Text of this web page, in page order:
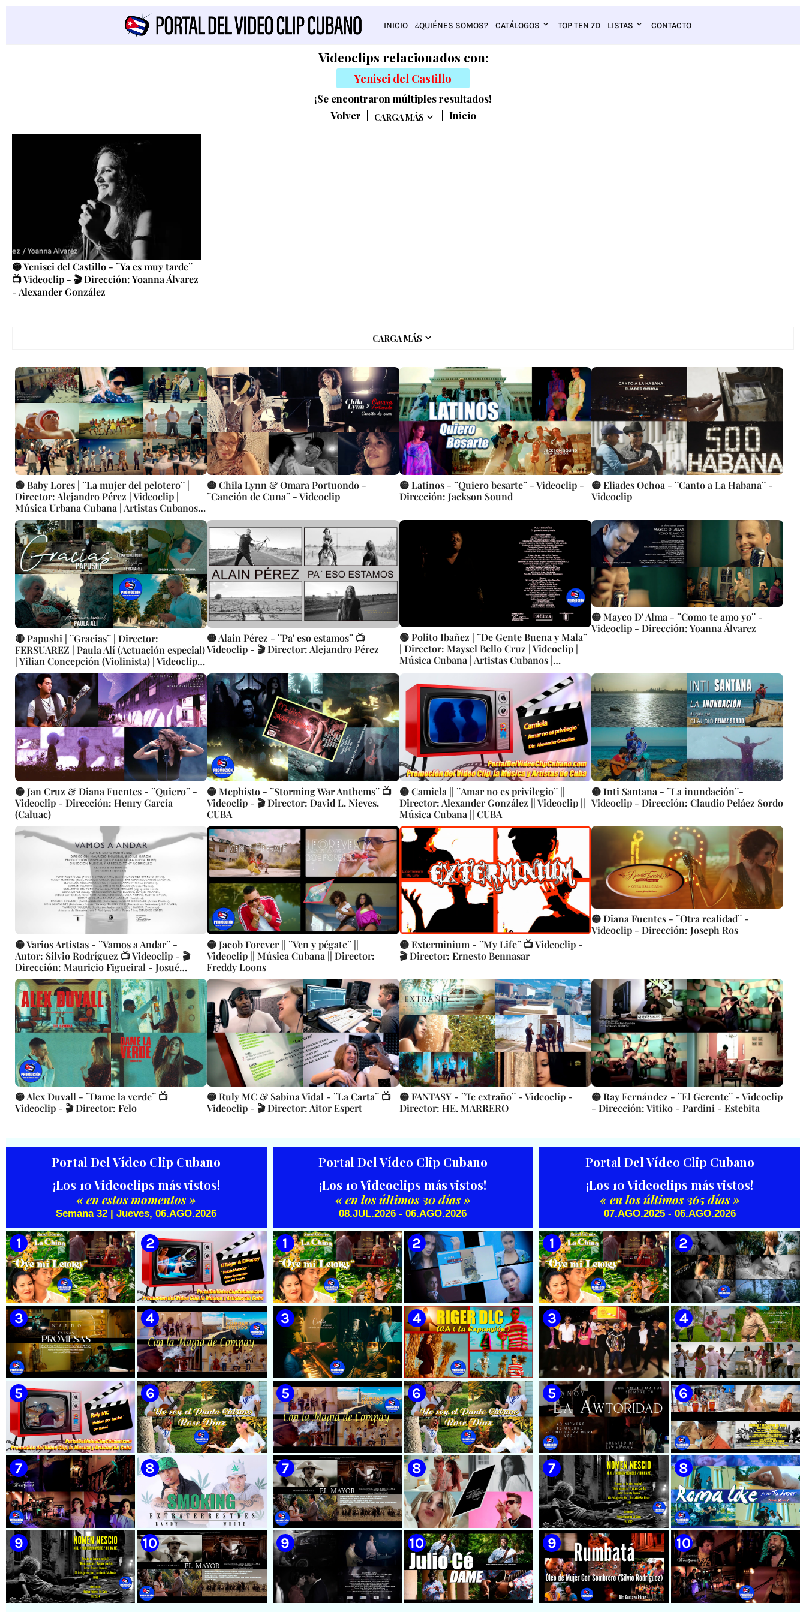
INICIO ¿QUIÉNES SOMOS? CATÁLOGOS TOP TEN 7D LISTAS CONTACTO
Videoclips relacionados con:
Yenisei del Castillo
¡Se encontraron múltiples resultados!
Volver
CARGA MÁS Inicio
🟡 Yenisei del Castillo - ¨Ya es muy tarde¨
📺 Videoclip - 🎬 Dirección: Yoanna Álvarez
- Alexander González
CARGA MÁS
🟢 Baby Lores | ¨La mujer del pelotero¨ |
Director: Alejandro Pérez | Videoclip |
Música Urbana Cubana | Artistas Cubanos |
Canción | CUBA
🟡 Chila Lynn & Omara Portuondo -
¨Canción de Cuna¨ - Videoclip
🟡 Latinos - ¨Quiero besarte¨ - Videoclip -
Dirección: Jackson Sound
🟡 Eliades Ochoa - ¨Canto a La Habana¨ -
Videoclip
🔴 Papushi | ¨Gracias¨ | Director:
FERSUAREZ | Paula Alí (Actuación especial)
| Yilian Concepción (Violinista) | Videoclip |
Música Cubana | Bolero | Artistas Cubanos |
Canción | CUBA
🟡 Alain Pérez - ¨Pa' eso estamos¨ 📺
Videoclip - 🎬 Director: Alejandro Pérez
🟢 Polito Ibañez | ¨De Gente Buena y Mala¨
| Director: Maysel Bello Cruz | Videoclip |
Música Cubana | Artistas Cubanos |
Canción | CUBA
🟡 Mayco D' Alma - ¨Como te amo yo¨ -
Videoclip - Dirección: Yoanna Álvarez
🟡 Jan Cruz & Diana Fuentes - ¨Quiero¨ -
Videoclip - Dirección: Henry García
(Caluac)
🟡 Mephisto - ¨Storming War Anthems¨ 📺
Videoclip - 🎬 Director: David L. Nieves.
CUBA
🟡 Camiela || ¨Amar no es privilegio¨ ||
Director: Alexander González || Videoclip ||
Música Cubana || CUBA
🟡 Inti Santana - ¨La inundación¨-
Videoclip - Dirección: Claudio Peláez Sordo
🟡 Varios Artistas - ¨Vamos a Andar¨ -
Autor: Silvio Rodríguez 📺 Videoclip - 🎬
Dirección: Mauricio Figueiral - Josué
García
🟡 Jacob Forever || ¨Ven y pégate¨ ||
Videoclip || Música Cubana || Director:
Freddy Loons
🟡 Exterminium - ¨My Life¨ 📺 Videoclip -
🎬 Director: Ernesto Bennasar
🟡 Diana Fuentes - ¨Otra realidad¨ -
Videoclip - Dirección: Joseph Ros
🟡 Alex Duvall - ¨Dame la verde¨ 📺
Videoclip - 🎬 Director: Felo
🟡 Ruly MC & Sabina Vidal - ¨La Carta¨ 📺
Videoclip - 🎬 Director: Aitor Espert
🟡 FANTASY - ¨Te extraño¨ - Videoclip -
Director: HE. MARRERO
🟡 Ray Fernández - ¨El Gerente¨ - Videoclip
- Dirección: Vitiko - Pardini - Estebita
Portal Del Vídeo Clip Cubano
¡Los 10 Videoclips más vistos!
« en estos momentos »
Semana 32 | Jueves, 06.AGO.2026
🟡 Susel Gómez (La China) ||
¨Oye Mi Leloley¨ || Director:
Onelio Jesús Larralde González
|| Música popular bailable
cubana || Videoclip || CUBA
🟡 El Taiger & El Happy ||
¨Habla Matador¨ || Videoclip
Animado || Director: Arí Bayolo
|| Música Urbana Cubana ||
CUBA
🟡 Naldo - ¨Falsas Promesas¨ 📺
Videoclip - 🎬 Dirección:
Visualeme
🟡 Grupo Compay Segundo ||
¨Con La Magia de Compay¨ ||
Música popular tradicional
cubana || Videoclip || CUBA
🟡 Ruly MC || ¨Hablan por
hablar¨ || Realizador: Kuriaki ||
Videoclip || Música Urbana
Cubana || RAP || CUBA
🟡 Rose Díaz || ¨Yo soy el Punto
Cubano¨ (Autores: Celina
González y Reutilio
Domínguez) || Director:
Yuliades Mariño Cabello ||
Música popular tradicional
cubana - Punto Cubano -
Punto Guajiro || Videoclip ||
CUBA
🟡 Bouquet - ¨Dressed Up
Animal¨ 📺 Videoclip - 🎬
Director: Mauricio Figueiral
🟡 Randy & White -
Extraterrestres - ¨Smoking¨ -
Videoclip - Dirección: Pepe
Portal Del Vídeo Clip Cubano
¡Los 10 Videoclips más vistos!
« en los últimos 30 días »
08.JUL.2026 - 06.AGO.2026
🟡 Susel Gómez (La China) ||
¨Oye Mi Leloley¨ || Director:
Onelio Jesús Larralde González
|| Música popular bailable
cubana || Videoclip || CUBA
🟡 F-CUBA - ¨Solita¨ -
Videoclip - Director: Asiel
Babastro
🟡 María Montenegro -
¨Confía¨ 📺 Videoclip. CUBA
🟡 Riger DLC || ¨LCA ( La
Expansión )¨ || Director: Dani
A.R || Música cubana || Videoclip
|| CUBA
🟡 Grupo Compay Segundo ||
¨Con La Magia de Compay¨ ||
Música popular tradicional
cubana || Videoclip || CUBA
🟡 Rose Díaz || ¨Yo soy el Punto
Cubano¨ (Autores: Celina
González y Reutilio
Domínguez) || Director:
Yuliades Mariño Cabello ||
Música popular tradicional
cubana - Punto Cubano -
Punto Guajiro || Videoclip ||
CUBA
🟡 Silvio Rodríguez - ¨El
Mayor¨ 📺 Videoclip - 🎬
Director: Ángel Alderete -
🟡 July Roby || ¨Contigo o sin tí¨
|| Videoclip || Música Urbana
Cubana || Director: Marlon el
Portal Del Vídeo Clip Cubano
¡Los 10 Videoclips más vistos!
« en los últimos 365 días »
07.AGO.2025 - 06.AGO.2026
🟡 Susel Gómez (La China) ||
¨Oye Mi Leloley¨ || Director:
Onelio Jesús Larralde González
|| Música popular bailable
cubana || Videoclip || CUBA
🟢 Pirro | ¨Vuelve a mi¨ |
Videoclip | Música Urbana
Cubana | Artistas Cubanos |
Canción | CUBA
🔴 Osmani García & Varios
Artistas | ¨Chupi Chupi¨ |
Director: Joel Guilian |
Videoclip | Música Urbana
Cubana | Artistas Cubanos |
Canción | CUBA
🟡 Tico González - ¨Aunque se
pare la mula¨ - Videoclip -
Dirección: John Meriles -
Roberto C. González
🟢 Hanoy La Awtoridad |
¨Siempre Tú¨ | Director:
LEWIS.PRODS | Videoclip |
Música Urbana Cubana |
Artistas Cubanos | Canción |
CUBA
🟡 Ronald & El Karnal de Cuba
- ¨Que bonito es el amor¨ 📺
Videoclip - 🎬 Director: Andros
Barroso
🟢 Paisaje con Río | NOMEN
NESCIO, basado en la obra
musical ¨Niño siniestro¨ |
🟡 Roma Like - ¨Fue por tu
amor¨ 📺 Videoclip - 🎬
Director: HE Marrero